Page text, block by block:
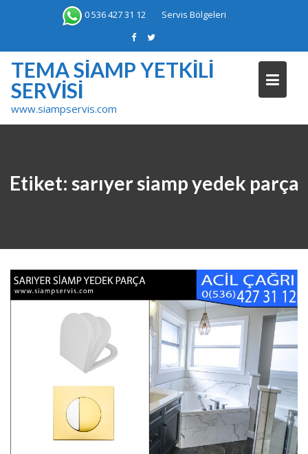
0 536 427 31 12 Servis Bölgeleri
TEMA SIAMP YETKILI
SERVISI
www.siampservis.com
Etiket: sarıyer siamp yedek parça